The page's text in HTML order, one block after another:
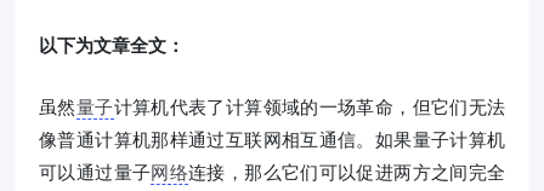
以下为文章全文：
虽然量子计算机代表了计算领域的一场革命，但它们无法
像普通计算机那样通过互联网相互通信。如果量子计算机
可以通过量子网络连接，那么它们可以促进两方之间完全